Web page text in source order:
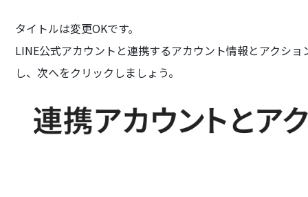
タイトルは変更OKです。
LINE公式アカウントと連携するアカウント情報とアクシ
し、次へをクリックしましょう。